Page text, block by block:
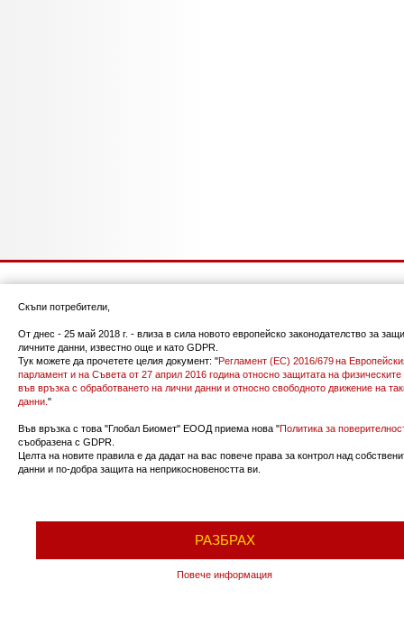
ПРЕВОЗ НА ПЪТНИЦИ
Разписание
Цени на билети
Условия на превозвача
Online Билети
ТОВАРЕН ТРАНСПОРТ
Международен транспорт
Хладилен транспорт
Превоз на цимент
Запишете се, за да получавате
нашите услуги и продукти!
Скъпи потребители,
От днес - 25 май 2018 г. - влиза в сила новото европейско законодателство за
личните данни, известно още и като GDPR.
Тук можете да прочетете целия документ: "Регламент (ЕС) 2016/679 на
парламент и на Съвета от 27 април 2016 година относно защитата на физическите
във връзка с обработването на лични данни и относно свободното движение на
данни. "
Във връзка с това "Глобал Биомет" ЕООД приема нова "Политика за
съобразена с GDPR.
Целта на новите правила е да дадат на вас повече права за контрол над
данни и по-добра защита на неприкосновеността ви.
РАЗБРАХ
Повече информация